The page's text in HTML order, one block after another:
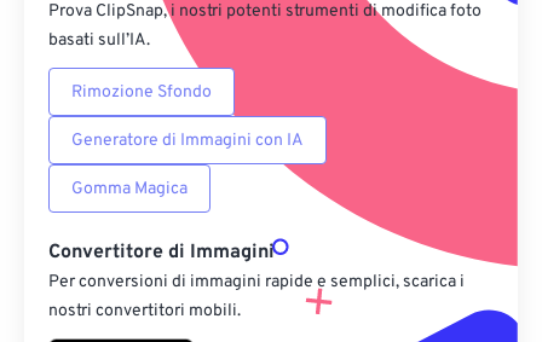
Prova ClipSnap, i nostri potenti strumenti di modifica foto
basati sull’IA.
Rimozione Sfondo
Generatore di Immagini con IA
Gomma Magica
Convertitore di Immagini
Per conversioni di immagini rapide e semplici, scarica i
nostri convertitori mobili.